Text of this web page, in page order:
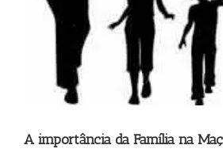
A importância da Família na